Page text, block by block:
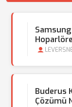
Samsung
Buderus
Çözümü